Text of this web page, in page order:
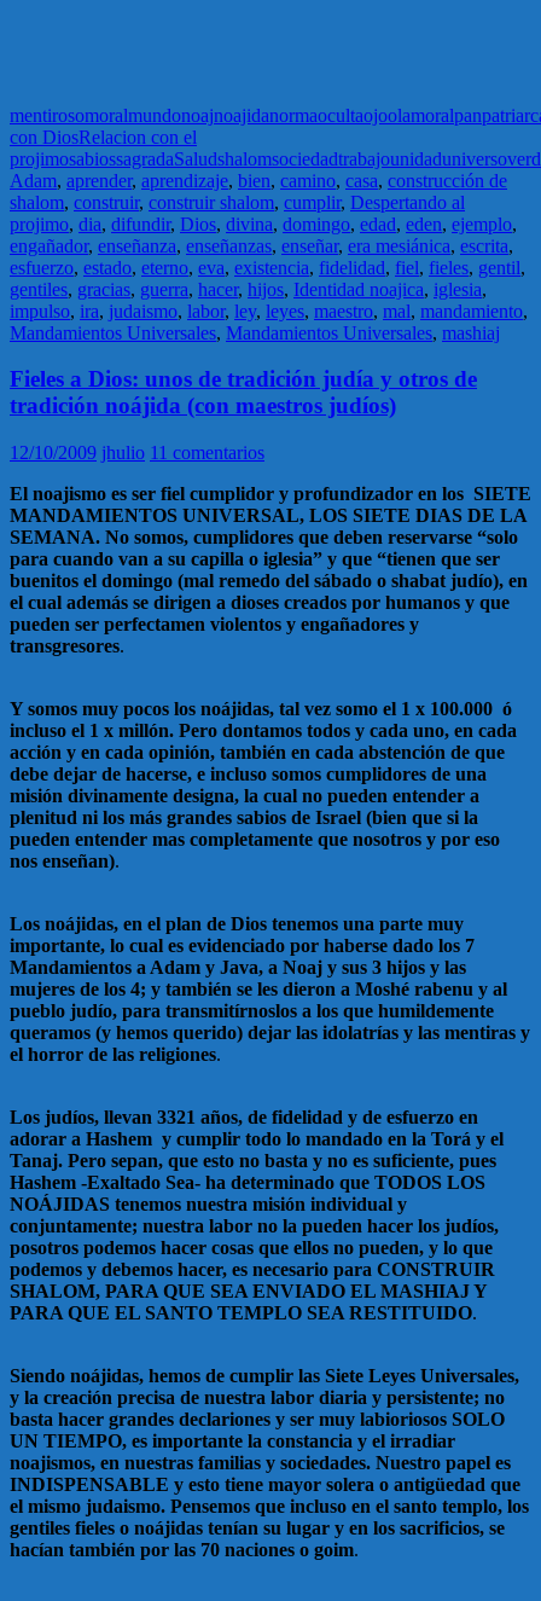
mentirosomoralmundonoajnoajidanormaocultaojoolamoralpan
con DiosRelacion con el
projimosabiossagradaSaludshalomsociedadtrabajounidaduniverso
Adam, aprender, aprendizaje, bien, camino, casa, construcción de
shalom, construir, construir shalom, cumplir, Despertando al
projimo, dia, difundir, Dios, divina, domingo, edad, eden, ejemplo,
engañador, enseñanza, enseñanzas, enseñar, era mesiánica, escrita,
esfuerzo, estado, eterno, eva, existencia, fidelidad, fiel, fieles, gentil,
gentiles, gracias, guerra, hacer, hijos, Identidad noajica, iglesia,
impulso, ira, judaismo, labor, ley, leyes, maestro, mal, mandamiento,
Mandamientos Universales, Mandamientos Universales, mashiaj
Fieles a Dios: unos de tradición judía y otros de
tradición noájida (con maestros judíos)
12/10/2009 jhulio 11 comentarios
El noajismo es ser fiel cumplidor y profundizador en los SIETE
MANDAMIENTOS UNIVERSAL, LOS SIETE DIAS DE LA
SEMANA. No somos, cumplidores que deben reservarse “solo
para cuando van a su capilla o iglesia” y que “tienen que ser
buenitos el domingo (mal remedo del sábado o shabat judío), en
el cual además se dirigen a dioses creados por humanos y que
pueden ser perfectamen violentos y engañadores y
transgresores.
Y somos muy pocos los noájidas, tal vez somo el 1 x 100.000 ó
incluso el 1 x millón. Pero dontamos todos y cada uno, en cada
acción y en cada opinión, también en cada abstención de que
debe dejar de hacerse, e incluso somos cumplidores de una
misión divinamente designa, la cual no pueden entender a
plenitud ni los más grandes sabios de Israel (bien que si la
pueden entender mas completamente que nosotros y por eso
nos enseñan).
Los noájidas, en el plan de Dios tenemos una parte muy
importante, lo cual es evidenciado por haberse dado los 7
Mandamientos a Adam y Java, a Noaj y sus 3 hijos y las
mujeres de los 4; y también se les dieron a Moshé rabenu y al
pueblo judío, para transmitírnoslos a los que humildemente
queramos (y hemos querido) dejar las idolatrías y las mentiras y
el horror de las religiones.
Los judíos, llevan 3321 años, de fidelidad y de esfuerzo en
adorar a Hashem y cumplir todo lo mandado en la Torá y el
Tanaj. Pero sepan, que esto no basta y no es suficiente, pues
Hashem -Exaltado Sea- ha determinado que TODOS LOS
NOÁJIDAS tenemos nuestra misión individual y
conjuntamente; nuestra labor no la pueden hacer los judíos,
posotros podemos hacer cosas que ellos no pueden, y lo que
podemos y debemos hacer, es necesario para CONSTRUIR
SHALOM, PARA QUE SEA ENVIADO EL MASHIAJ Y
PARA QUE EL SANTO TEMPLO SEA RESTITUIDO.
Siendo noájidas, hemos de cumplir las Siete Leyes Universales,
y la creación precisa de nuestra labor diaria y persistente; no
basta hacer grandes declariones y ser muy labioriosos SOLO
UN TIEMPO, es importante la constancia y el irradiar
noajismos, en nuestras familias y sociedades. Nuestro papel es
INDISPENSABLE y esto tiene mayor solera o antigüedad que
el mismo judaismo. Pensemos que incluso en el santo templo, los
gentiles fieles o noájidas tenían su lugar y en los sacrificios, se
hacían también por las 70 naciones o goim.